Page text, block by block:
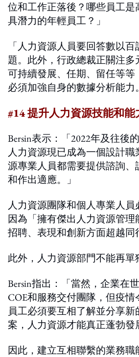
位和工作正落後？哪些員工是
具潛力的年輕員工？」
「人力資源人員要回答數以
題。此外，行政總裁正關注多
可持續發展、任期、留任等等
必須加強自身的數據分析能力
#14 提升人力資源技能和
Bersin表示：「2022年及往後
人力資源現已成為一個設計
源專業人員都需要提供諮詢、
和作出適應。」
人力資源團隊和個人專業人員
因為「擁有傑出人力資源管理
招聘、表現和創新方面超越同
此外，人力資源部門不能再單
Bersin指出：「當然，企業在
COE和服務交付團隊，但疫情
員工必須要互相了解並分享
案，人力資源才能真正蓬勃發
因此，建立互相聯繫的業務職